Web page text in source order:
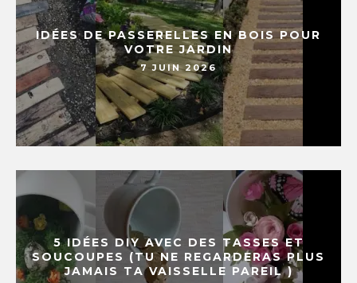
IDÉES DE PASSERELLES EN BOIS POUR
VOTRE JARDIN
7 JUIN 2026
5 IDÉES DIY AVEC DES TASSES ET
SOUCOUPES (TU NE REGARDERAS PLUS
JAMAIS TA VAISSELLE PAREIL )